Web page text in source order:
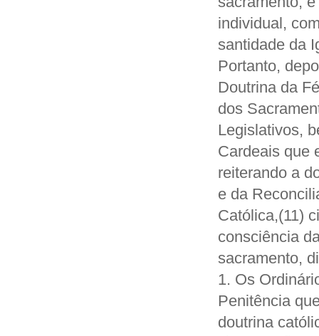
individual,
santidade da
Portanto,
Doutrina da
dos
Legislativos,
Cardeais que
reiterando a
e da
Católica,(11)
consciência
sacramento,
1. Os
Penitência
doutrina